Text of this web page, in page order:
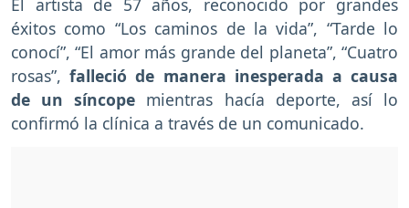
El artista de 57 años, reconocido por grandes
éxitos como “Los caminos de la vida”, “Tarde lo
conocí”, “El amor más grande del planeta”, “Cuatro
rosas”, falleció de manera inesperada a causa
de un síncope mientras hacía deporte, así lo
confirmó la clínica a través de un comunicado.